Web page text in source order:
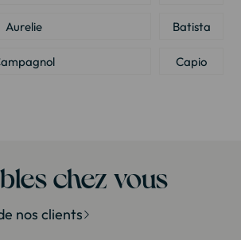
Aurelie Batista
Capio
design pour la maison
chez vous
nos clients